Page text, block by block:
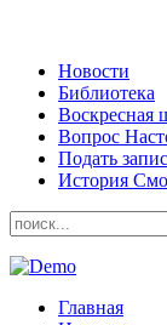
Новости
Библиотека
Воскресная
Вопрос
Подать
История
Главная